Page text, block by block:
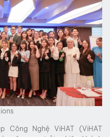
Công Nghệ ViHAT (ViHAT